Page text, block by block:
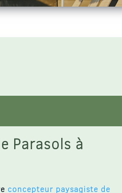
Parasols à
concepteur paysagiste de